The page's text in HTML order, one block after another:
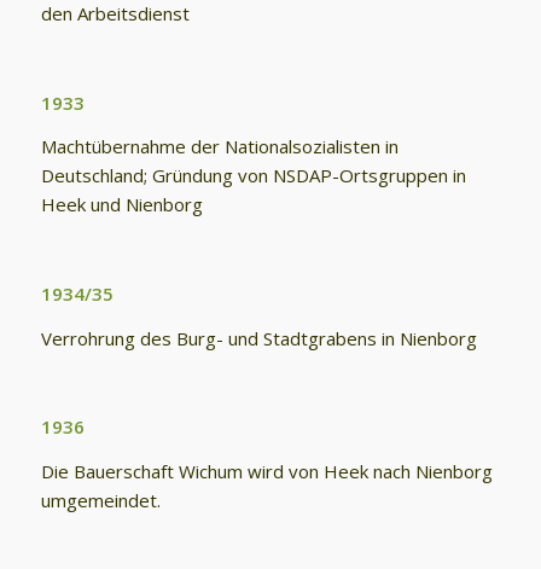
den Arbeitsdienst
1933
Machtübernahme der Nationalsozialisten in
Deutschland; Gründung von NSDAP-Ortsgruppen in
Heek und Nienborg
1934/35
Verrohrung des Burg- und Stadtgrabens in Nienborg
1936
Die Bauerschaft Wichum wird von Heek nach Nienborg
umgemeindet.